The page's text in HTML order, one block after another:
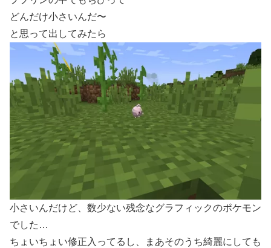
どんだけ小さいんだ〜
と思って出してみたら
小さいんだけど、数少ない残念なグラフィックのポケモン
でした…
ちょいちょい修正入ってるし、まあそのうち綺麗にしても